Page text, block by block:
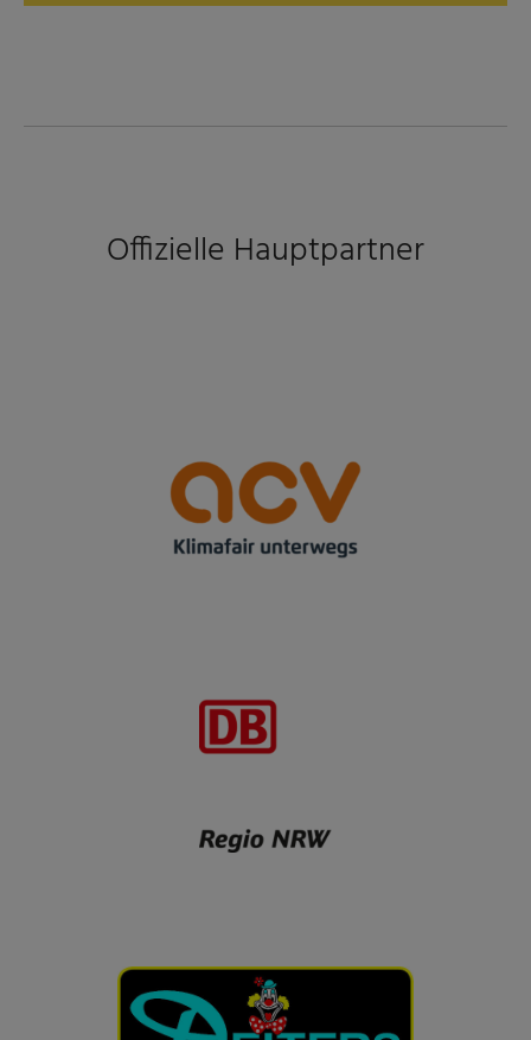
Offizielle Hauptpartner